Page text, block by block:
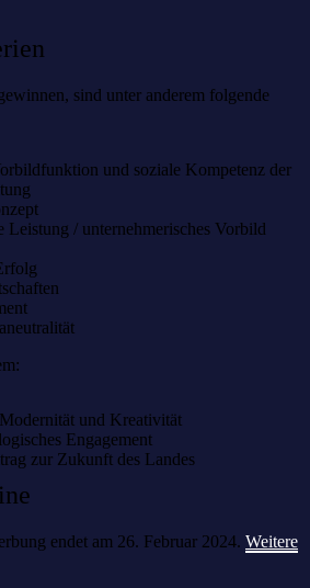
sind unter anderem folgende
und soziale Kompetenz der
Leistung / unternehmerisches Vorbild
und Kreativität
Engagement
zur Zukunft des Landes
endet am 26. Februar 2024. Weitere